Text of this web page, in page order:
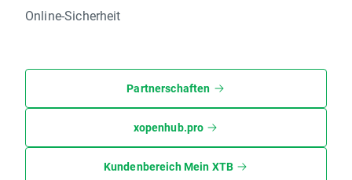
Online-Sicherheit
Partnerschaften
xopenhub.pro
Kundenbereich Mein XTB